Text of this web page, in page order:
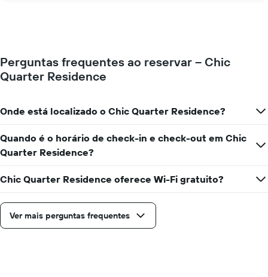
um
quarto
dia
O
gráfico
tem
1
X
exibindo
dias
Perguntas frequentes ao reservar – Chic
Quarter Residence
Onde está localizado o Chic Quarter Residence?
Quando é o horário de check-in e check-out em Chic
Quarter Residence?
Chic Quarter Residence oferece Wi-Fi gratuito?
Ver mais perguntas frequentes